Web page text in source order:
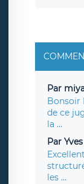
Par
Bonsoir
de ce
la ...
Par
les ...